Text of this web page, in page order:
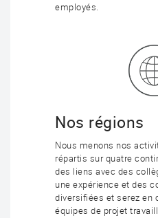
employés.
Nos régions
Nous menons nos
répartis sur quatre
des liens avec des
une expérience et des
diversifiées et serez en
équipes de projet